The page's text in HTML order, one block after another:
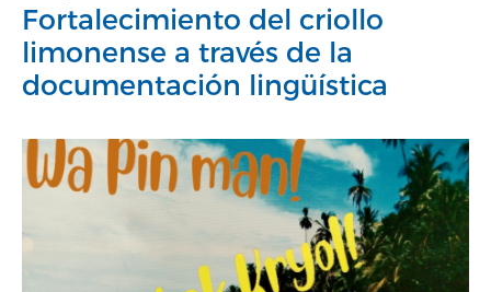
Fortalecimiento del criollo
limonense a través de la
documentación lingüística